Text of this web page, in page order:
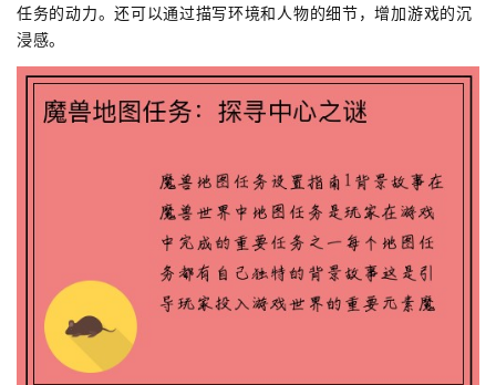
任务的动力。还可以通过描写环境和人物的细节，增加游戏的沉
浸感。